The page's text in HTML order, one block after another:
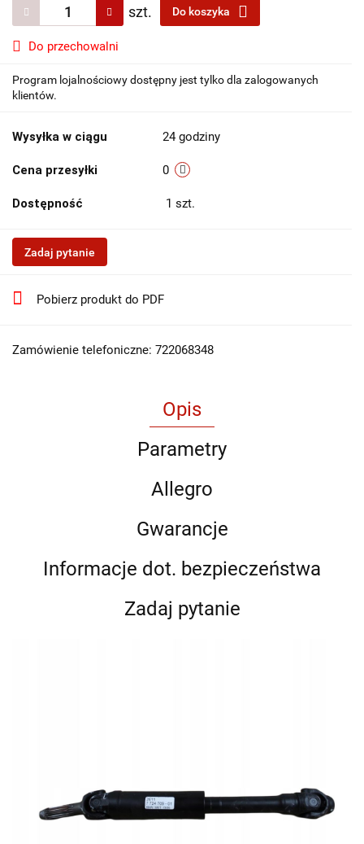
szt. Do koszyka
Do przechowalni
Program lojalnościowy dostępny jest tylko dla zalogowanych
klientów.
Wysyłka w ciągu 24 godziny
Cena przesyłki 0
Dostępność 1 szt.
Zadaj pytanie
Pobierz produkt do PDF
Zamówienie telefoniczne: 722068348
Opis
Parametry
Allegro
Gwarancje
Informacje dot. bezpieczeństwa
Zadaj pytanie